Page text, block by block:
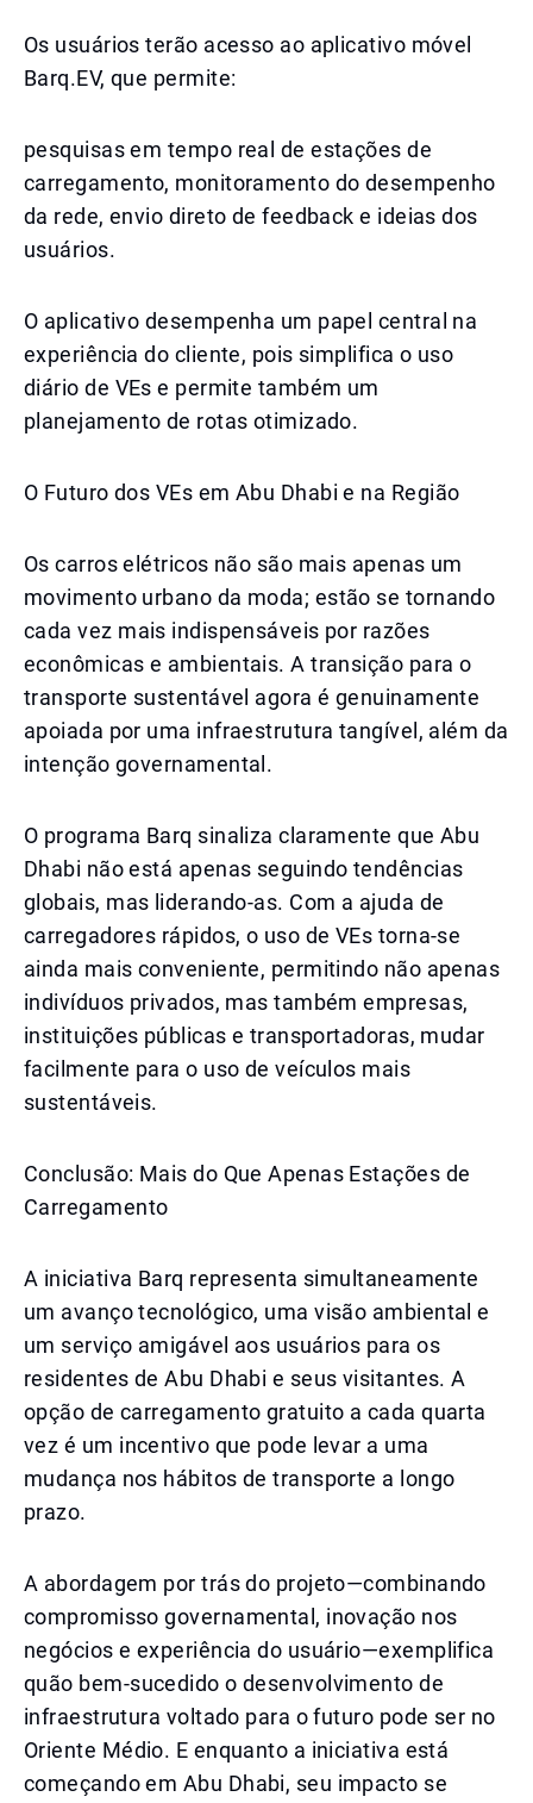
Os usuários terão acesso ao aplicativo móvel
Barq.EV, que permite:
pesquisas em tempo real de estações de
carregamento, monitoramento do desempenho
da rede, envio direto de feedback e ideias dos
usuários.
O aplicativo desempenha um papel central na
experiência do cliente, pois simplifica o uso
diário de VEs e permite também um
planejamento de rotas otimizado.
O Futuro dos VEs em Abu Dhabi e na Região
Os carros elétricos não são mais apenas um
movimento urbano da moda; estão se tornando
cada vez mais indispensáveis por razões
econômicas e ambientais. A transição para o
transporte sustentável agora é genuinamente
apoiada por uma infraestrutura tangível, além da
intenção governamental.
O programa Barq sinaliza claramente que Abu
Dhabi não está apenas seguindo tendências
globais, mas liderando-as. Com a ajuda de
carregadores rápidos, o uso de VEs torna-se
ainda mais conveniente, permitindo não apenas
indivíduos privados, mas também empresas,
instituições públicas e transportadoras, mudar
facilmente para o uso de veículos mais
sustentáveis.
Conclusão: Mais do Que Apenas Estações de
Carregamento
A iniciativa Barq representa simultaneamente
um avanço tecnológico, uma visão ambiental e
um serviço amigável aos usuários para os
residentes de Abu Dhabi e seus visitantes. A
opção de carregamento gratuito a cada quarta
vez é um incentivo que pode levar a uma
mudança nos hábitos de transporte a longo
prazo.
A abordagem por trás do projeto—combinando
compromisso governamental, inovação nos
negócios e experiência do usuário—exemplifica
quão bem-sucedido o desenvolvimento de
infraestrutura voltado para o futuro pode ser no
Oriente Médio. E enquanto a iniciativa está
começando em Abu Dhabi, seu impacto se